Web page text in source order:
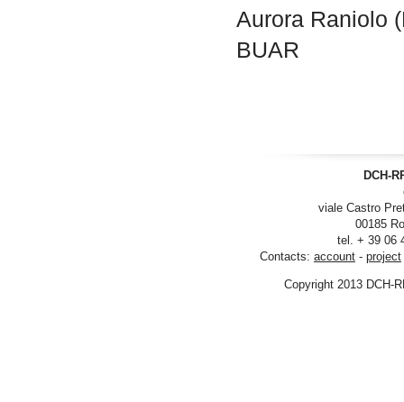
Aurora Raniolo
BUAR
DCH-
viale Castro
00185
tel. + 39 06
Contacts: account - project
Copyright 2013 DCH-